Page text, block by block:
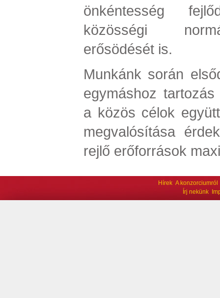
önkéntesség
közösségi
erősödését is.
Munkánk során
egymáshoz
a közös célok
megvalósítása
rejlő erőforrások
Hírek A konzorciumról
Írj nekünk